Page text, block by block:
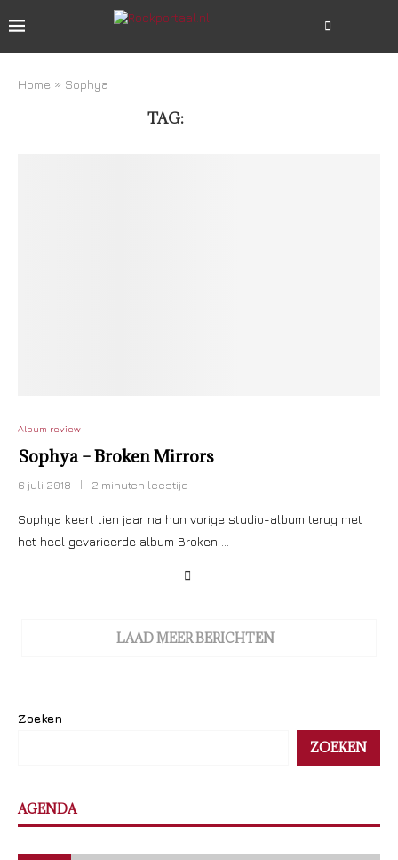
Home » Sophya
TAG:
Album review
Sophya – Broken Mirrors
6 juli 2018 2 minuten leestijd
Sophya keert tien jaar na hun vorige studio-album terug met
het heel gevarieerde album Broken …
LAAD MEER BERICHTEN
Zoeken
ZOEKEN
AGENDA